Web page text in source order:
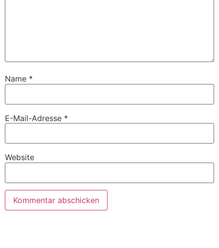
Name *
E-Mail-Adresse *
Website